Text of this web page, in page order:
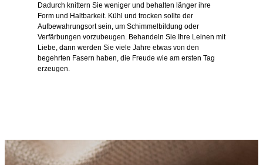
Dadurch knittern Sie weniger und behalten länger ihre
Form und Haltbarkeit. Kühl und trocken sollte der
Aufbewahrungsort sein, um Schimmelbildung oder
Verfärbungen vorzubeugen. Behandeln Sie Ihre Leinen mit
Liebe, dann werden Sie viele Jahre etwas von den
begehrten Fasern haben, die Freude wie am ersten Tag
erzeugen.